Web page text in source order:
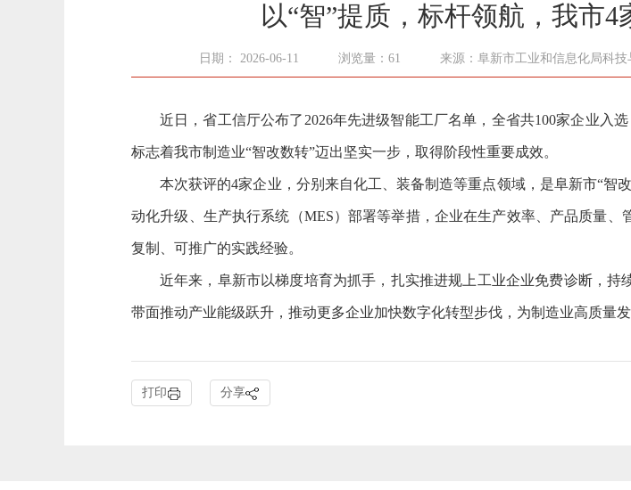
以“智”提质，标杆领航，我市
日期： 2026-06-11 浏览量：61 来源：阜新市工业和信息化局科技
近日，省工信厅公布了2026年先进级智能工厂名单，全省共100家企业入
标志着我市制造业“智改数转”迈出坚实一步，取得阶段性重要成效。
本次获评的4家企业，分别来自化工、装备制造等重点领域，是阜新市“智
动化升级、生产执行系统（MES）部署等举措，企业在生产效率、产品质量
复制、可推广的实践经验。
近年来，阜新市以梯度培育为抓手，扎实推进规上工业企业免费诊断，
带面推动产业能级跃升，推动更多企业加快数字化转型步伐，为制造业高质量发
打印 分享